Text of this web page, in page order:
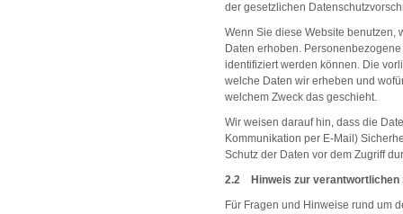
der gesetzlichen
Wenn Sie diese Website
Daten erhoben.
identifiziert werden können. Die
welche Daten wir erheben und
welchem Zweck das geschieht.
Wir weisen darauf hin, dass die
Kommunikation per E-Mail)
Schutz der Daten vor dem Zugriff
2.2 Hinweis zur verantwortlichen
Für Fragen und Hinweise rund um